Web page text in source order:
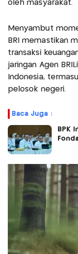
oleh masyarakat.
Menyambut
BRI memastikan
transaksi
jaringan Agen
Indonesia,
pelosok negeri.
Baca Juga :
BPK